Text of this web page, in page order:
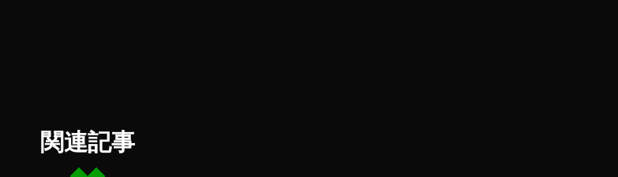
関連記事